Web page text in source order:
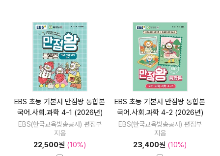
EBS 초등 기본서 만점왕 통합본
국어.사회.과학 4-1 (2026년)
EBS(한국교육방송공사) 편집부
지음
22,500원 (10%)
EBS 초등 기본서 만점왕 통합본
국어.사회.과학 4-2 (2026년)
EBS(한국교육방송공사) 편집부
지음
23,400원 (10%)